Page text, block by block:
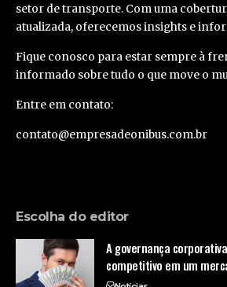
setor de transporte. Com uma
atualizada, oferecemos insights e
Fique conosco para estar sempre à
informado sobre tudo o que move o
Entre em contato:
contato@empresadeonibus.com.br
Escolha do editor
A governança
competitivo em um